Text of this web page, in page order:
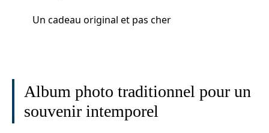
Un cadeau original et pas cher
Album photo traditionnel pour un
souvenir intemporel